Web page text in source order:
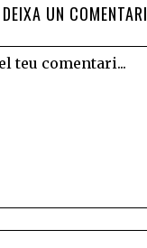
DEIXA UN COMENTARI